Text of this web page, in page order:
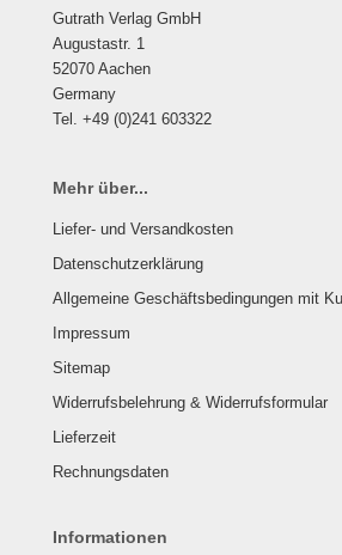
Gutrath Verlag GmbH
Augustastr. 1
52070 Aachen
Germany
Tel. +49 (0)241 603322
Mehr über...
Liefer- und Versandkosten
Datenschutzerklärung
Allgemeine Geschäftsbedingungen mit
Impressum
Sitemap
Widerrufsbelehrung & Widerrufsformular
Lieferzeit
Rechnungsdaten
Informationen